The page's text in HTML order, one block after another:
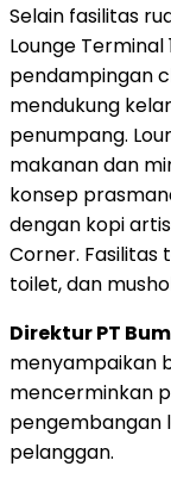
Selain fasilitas
Lounge
pendampingan
mendukung
penumpang.
makanan dan
konsep
dengan kopi
Corner. Fasilitas
toilet, dan
Direktur PT
menyampaikan
mencerminkan
pengembangan
pelanggan.